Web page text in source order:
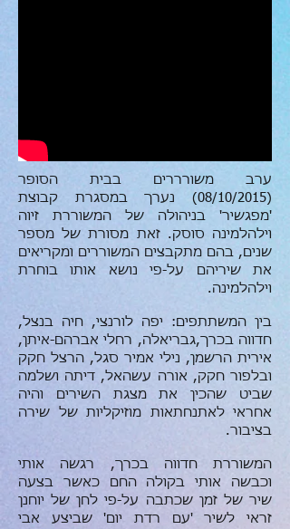
ערב משורררים בבית הסופר
(08/10/2015) נערך במסגרת קבוצת
'מפגשיר' בניהולה של המשוררת זיוה
וילהלמינה סוסק. זאת מסורת של מספר
שנים, בהם מתקבצים המשוררים ומקריאים
את שיריהם על-פי נושא אותו בוחרת
וילהלמינה.
בין המשתתפים: יפה לורנצי, חיה בנצל,
חדווה בכרך,גבריאלה, רחלי אברהם-איתן,
אירית הרשמן, נילי אמיר סגל, הרצל חקק
ובלפור חקק, אורה עשהאל, דיתה ושלמה
שביט שהכין את מצגת השירים והיה
אחראי לאתנחתאות מוזיקליות של שירה
בציבור.
המשוררת חדווה בכרך, רגשה אותי
וכבשה אותי בקולה החם כאשר בצעה
שיר של זמן שכתבה על-פי לחן של יוחנן
זראי לשיר 'עם רדת יום' שביצע אבי